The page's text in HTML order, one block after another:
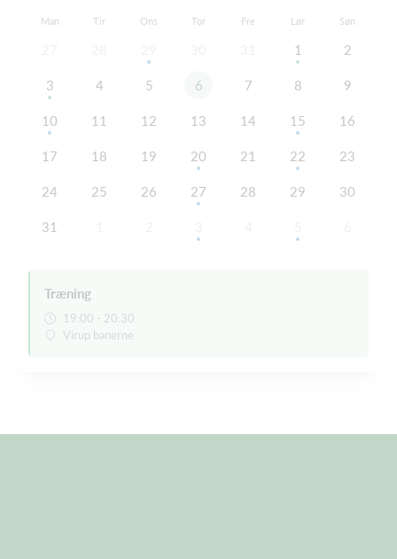
Man Tir Ons Tor Fre Lør Søn
1 2
3 4 5 6 7 8 9
10 11 12 13 14 15 16
17 18 19 20 21 22 23
24 25 26 27 28 29 30
31
Træning
19:00 - 20:30
Virup banerne